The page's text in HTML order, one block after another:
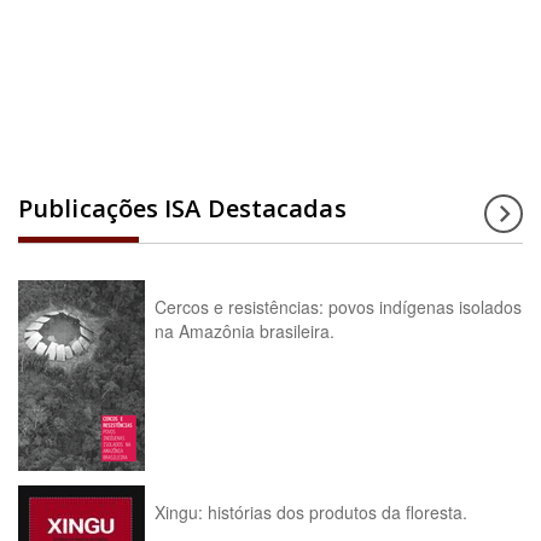
Publicações ISA Destacadas
Cercos e resistências: povos indígenas isolados
na Amazônia brasileira.
Xingu: histórias dos produtos da floresta.